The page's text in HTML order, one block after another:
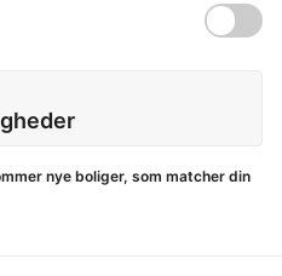
nye boliger, som matcher din